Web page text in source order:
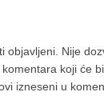
objavljeni. Nije
koji će
izneseni u